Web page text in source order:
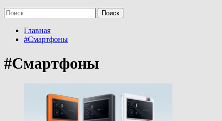
Найти:
Главная
#Смартфоны
#Смартфоны